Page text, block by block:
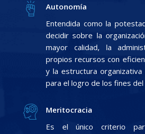
Autonomía
Entendida como la
decidir sobre la
mayor calidad, la
propios recursos con
y la estructura
para el logro de los fines
Meritocracia
Es el único criterio